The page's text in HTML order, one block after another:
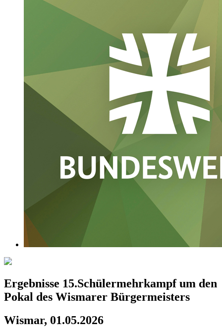
Ergebnisse 15.Schülermehrkampf um den
Pokal des Wismarer Bürgermeisters
Wismar, 01.05.2026